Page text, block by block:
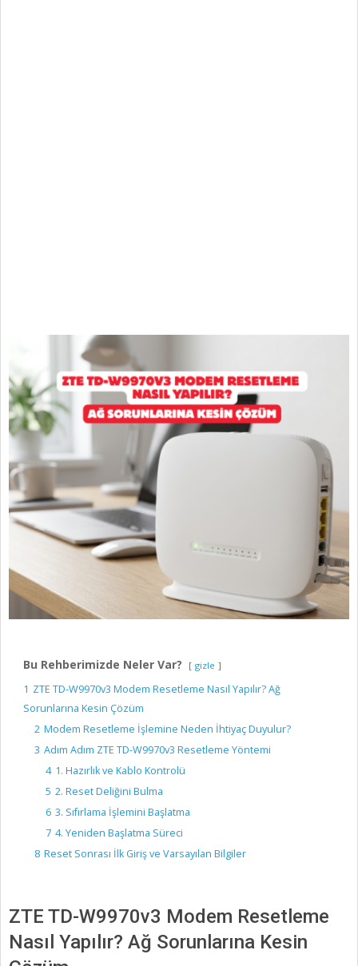
Bu Rehberimizde Neler Var? gizle
1 ZTE TD-W9970v3 Modem Resetleme Nasıl Yapılır? Ağ
Sorunlarına Kesin Çözüm
2 Modem Resetleme İşlemine Neden İhtiyaç Duyulur?
3 Adım Adım ZTE TD-W9970v3 Resetleme Yöntemi
4 1. Hazırlık ve Kablo Kontrolü
5 2. Reset Deliğini Bulma
6 3. Sıfırlama İşlemini Başlatma
7 4. Yeniden Başlatma Süreci
8 Reset Sonrası İlk Giriş ve Varsayılan Bilgiler
ZTE TD-W9970v3 Modem Resetleme
Nasıl Yapılır? Ağ Sorunlarına Kesin